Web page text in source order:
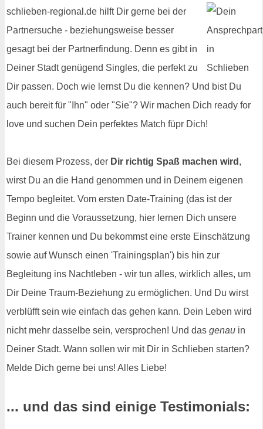
schlieben-regional.de hilft Dir gerne bei der
Partnersuche - beziehungsweise besser
gesagt bei der Partnerfindung. Denn es gibt in
Deiner Stadt genügend Singles, die perfekt zu
Dir passen. Doch wie lernst Du die kennen? Und bist Du
auch bereit für "Ihn" oder "Sie"? Wir machen Dich ready for
love und suchen Dein perfektes Match füpr Dich!
Bei diesem Prozess, der Dir richtig Spaß machen wird ,
wirst Du an die Hand genommen und in Deinem eigenen
Tempo begleitet. Vom ersten Date-Training (das ist der
Beginn und die Voraussetzung, hier lernen Dich unsere
Trainer kennen und Du bekommst eine erste Einschätzung
sowie auf Wunsch einen 'Trainingsplan') bis hin zur
Begleitung ins Nachtleben - wir tun alles, wirklich alles, um
Dir Deine Traum-Beziehung zu ermöglichen. Und Du wirst
verblüfft sein wie einfach das gehen kann. Dein Leben wird
nicht mehr dasselbe sein, versprochen! Und das genau in
Deiner Stadt. Wann sollen wir mit Dir in Schlieben starten?
Melde Dich gerne bei uns! Alles Liebe!
... und das sind einige Testimonials: